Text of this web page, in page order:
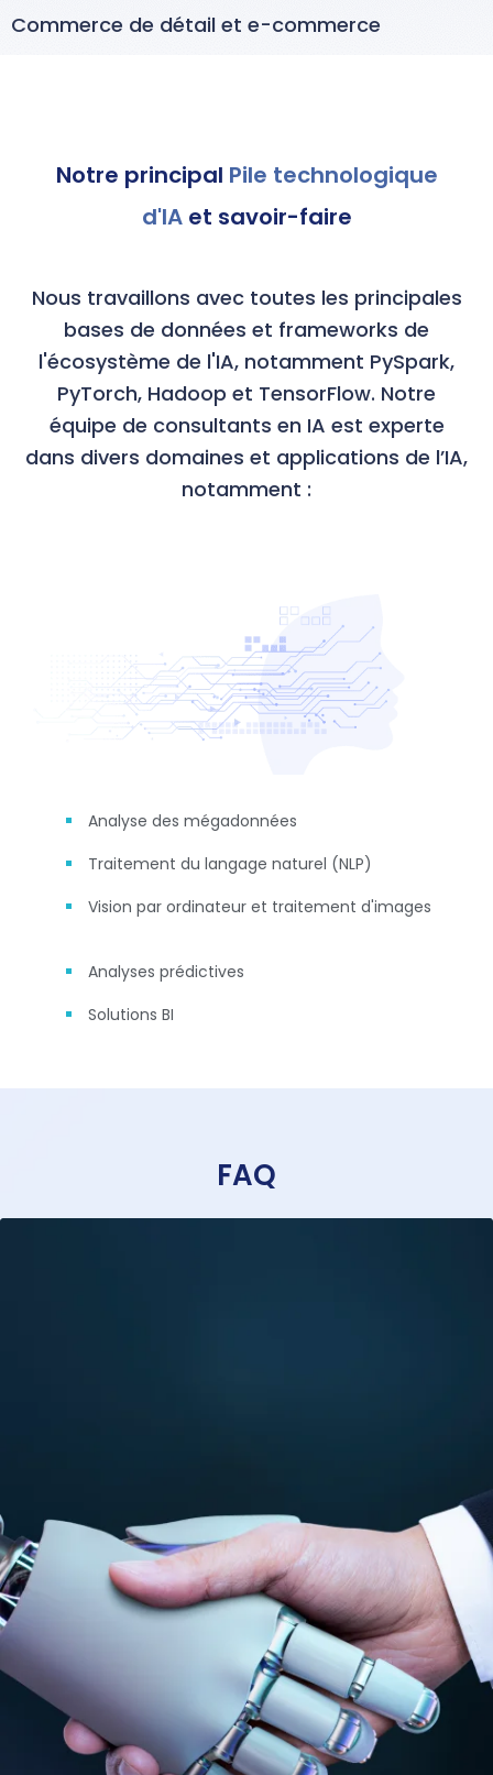
Commerce de détail et e-commerce
Notre principal Pile technologique
d'IAet savoir-faire
Nous travaillons avec toutes les principales
bases de données et frameworks de
l'écosystème de l'IA, notamment PySpark,
PyTorch, Hadoop et TensorFlow. Notre
équipe de consultants en IA est experte
dans divers domaines et applications de l’IA,
notamment :
Analyse des mégadonnées
Traitement du langage naturel (NLP)
Vision par ordinateur et traitement d'images
Analyses prédictives
Solutions BI
FAQ